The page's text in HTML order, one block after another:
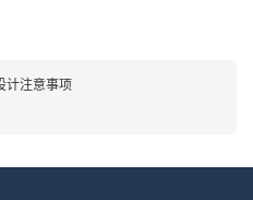
计注意事项